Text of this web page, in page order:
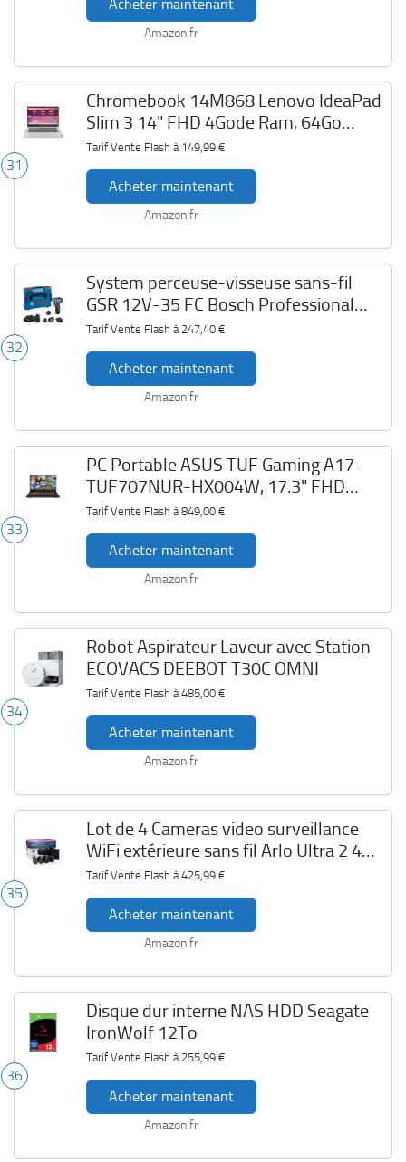
Acheter maintenant
Amazon.fr
31
Chromebook 14M868 Lenovo IdeaPad
Slim 3 14" FHD 4Gode Ram, 64Go
eMMC
Tarif Vente Flash à 149,99 €
Acheter maintenant
Amazon.fr
32
System perceuse-visseuse sans-fil
GSR 12V-35 FC Bosch Professional
12V
Tarif Vente Flash à 247,40 €
Acheter maintenant
Amazon.fr
33
PC Portable ASUS TUF Gaming A17-
TUF707NUR-HX004W, 17.3" FHD
16GB DDR5 512GB SSD
Tarif Vente Flash à849,00 €
Acheter maintenant
Amazon.fr
34
Robot Aspirateur Laveur avec Station
ECOVACS DEEBOT T30C OMNI
Tarif Vente Flash à485,00 €
Acheter maintenant
Amazon.fr
35
Lot de 4 Cameras video surveillance
WiFi extérieure sans fil Arlo Ultra 2 4K
avec Smarthub
Tarif Vente Flash à425,99 €
Acheter maintenant
Amazon.fr
36
Disque dur interne NAS HDD Seagate
IronWolf 12To
Tarif Vente Flash à 255,99 €
Acheter maintenant
Amazon.fr